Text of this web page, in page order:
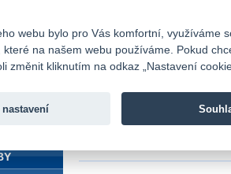
Fio banka
webu bylo pro Vás komfortní, využíváme
které na našem webu používáme. Pokud
změnit kliknutím na odkaz „Nastavení